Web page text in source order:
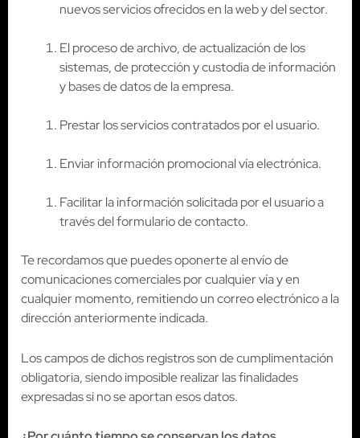
nuevos servicios ofrecidos en la web y del sector.
El proceso de archivo, de actualización de los
sistemas, de protección y custodia de información
y bases de datos de la empresa.
Prestar los servicios contratados por el usuario.
Enviar información promocional vía electrónica.
Facilitar la información solicitada por el usuario a
través del formulario de contacto.
Te recordamos que puedes oponerte al envío de
comunicaciones comerciales por cualquier vía y en
cualquier momento, remitiendo un correo electrónico a la
dirección anteriormente indicada.
Los campos de dichos registros son de cumplimentación
obligatoria, siendo imposible realizar las finalidades
expresadas si no se aportan esos datos.